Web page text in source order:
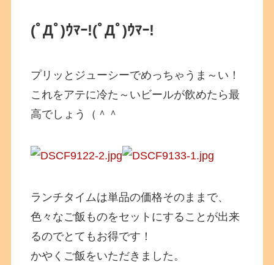
(ﾟДﾟ)ｳﾏｰ!(ﾟДﾟ)ｳﾏｰ!
プリッとジューシーでめっちゃうま～い！
これをアテに冷た～いビールが飲めたら最
高でしょう（＾＾
ランチタイムは単品の価格そのままで、
色々なご飯ものをセットにすることが出来
るのでとてもお得です！
かやくご飯をいただきました。